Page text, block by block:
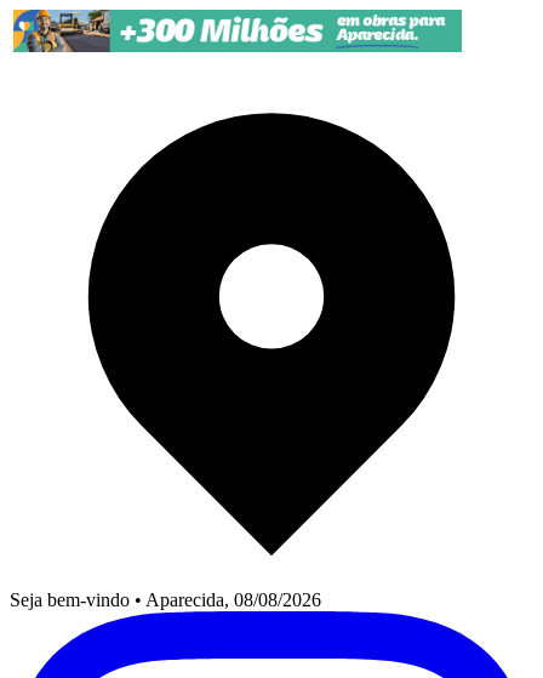
Pular para o conteúdo
Seja bem-vindo • Aparecida, 08/08/2026